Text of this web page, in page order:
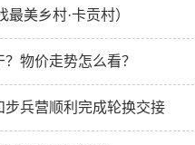
美乡村·卡贡村）
物价走势怎么看？
兵营顺利完成轮换交接